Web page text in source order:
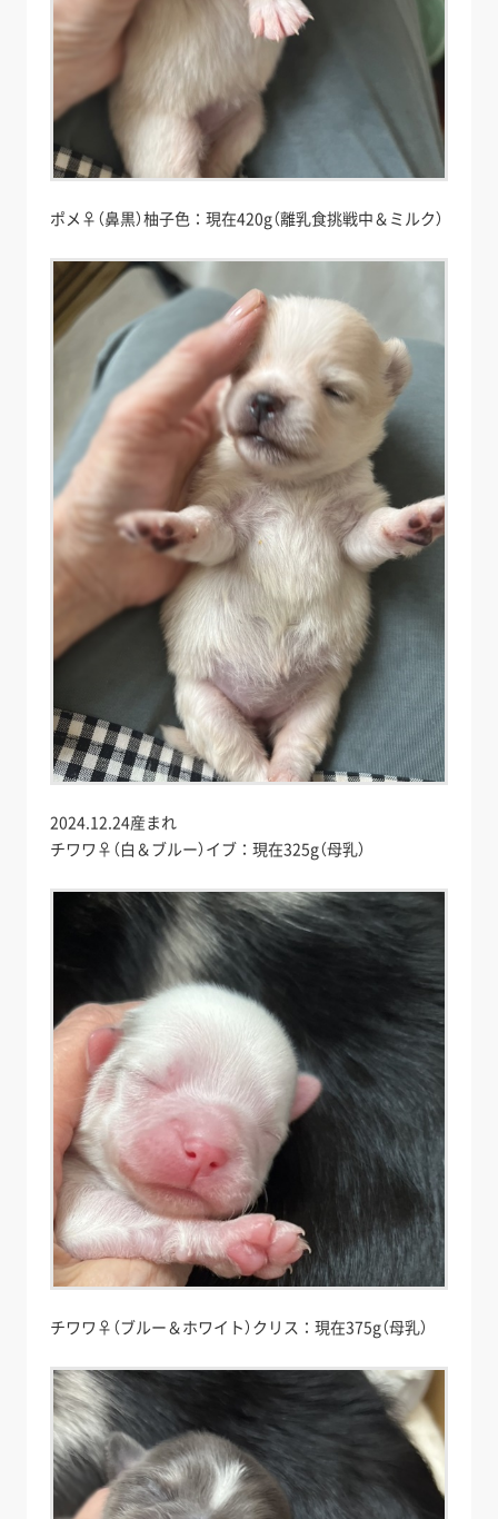
ポメ♀（鼻黒）柚子色：現在420g（離乳食挑戦中＆ミルク）
2024.12.24産まれ
チワワ♀（白＆ブルー）イブ：現在325g（母乳）
チワワ♀（ブルー＆ホワイト）クリス：現在375g（母乳）